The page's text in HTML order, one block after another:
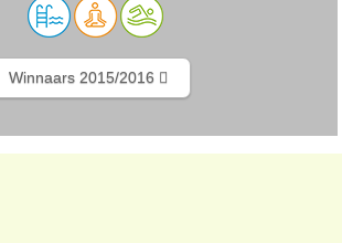
Winnaars 2015/2016